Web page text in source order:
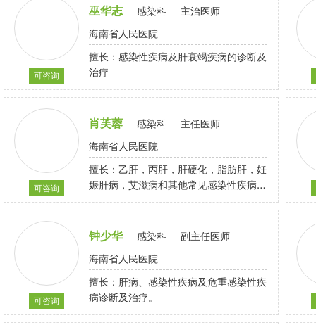
可咨询
巫华志 感染科
主治医师
海南省人民医院
擅长：感染性疾病及肝衰竭疾病的诊断及
治疗
可咨询
肖芙蓉 感染科
主任医师
海南省人民医院
擅长：乙肝，丙肝，肝硬化，脂肪肝，妊
娠肝病，艾滋病和其他常见感染性疾病的
诊断和治疗。
可咨询
钟少华 感染科
副主任医师
海南省人民医院
擅长：肝病、感染性疾病及危重感染性疾
病诊断及治疗。